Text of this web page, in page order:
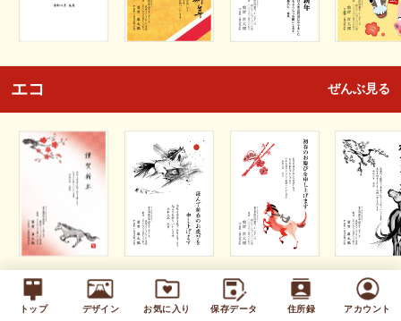
トップ デザイン お気に入り 保存データ 住所録 アカウント
エコ ぜんぶ見る
キッズ ぜんぶ見る